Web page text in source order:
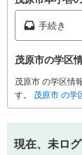
手続き
茂原市の学区
茂原市 の学区情
す。
茂原市 の学
現在、未ロ